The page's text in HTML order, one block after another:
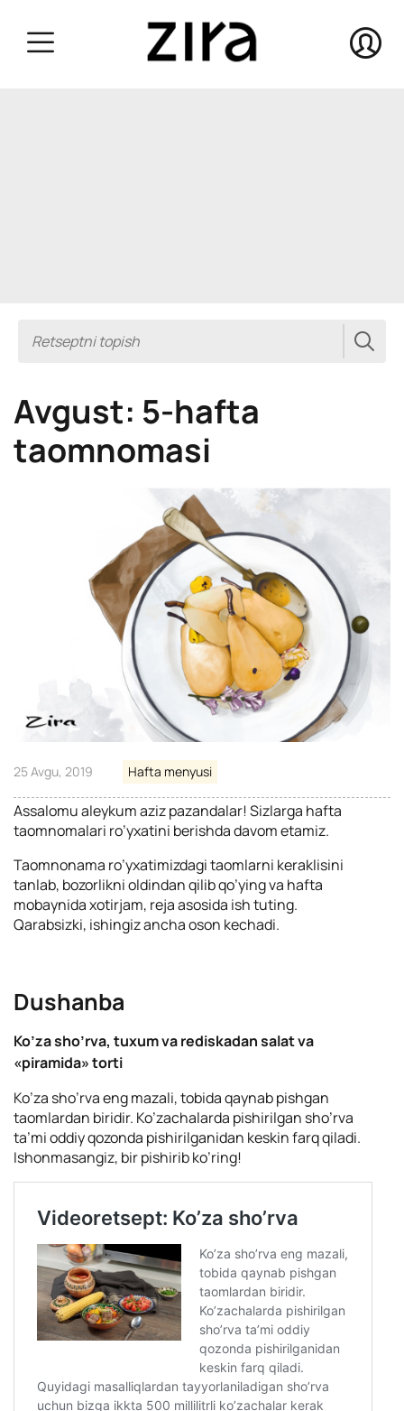
Avgust: 5-hafta
taomnomasi
25 Avgu, 2019 Hafta menyusi
Assalomu aleykum aziz pazandalar! Sizlarga hafta
taomnomalari ro’yxatini berishda davom etamiz.
Taomnonama ro’yxatimizdagi taomlarni keraklisini
tanlab, bozorlikni oldindan qilib qo’ying va hafta
mobaynida xotirjam, reja asosida ish tuting.
Qarabsizki, ishingiz ancha oson kechadi.
Dushanba
Ko’za sho’rva, tuxum va rediskadan salat va
«piramida» torti
Ko’za sho’rva eng mazali, tobida qaynab pishgan
taomlardan biridir. Ko’zachalarda pishirilgan sho’rva
ta’mi oddiy qozonda pishirilganidan keskin farq qiladi.
Ishonmasangiz, bir pishirib ko’ring!